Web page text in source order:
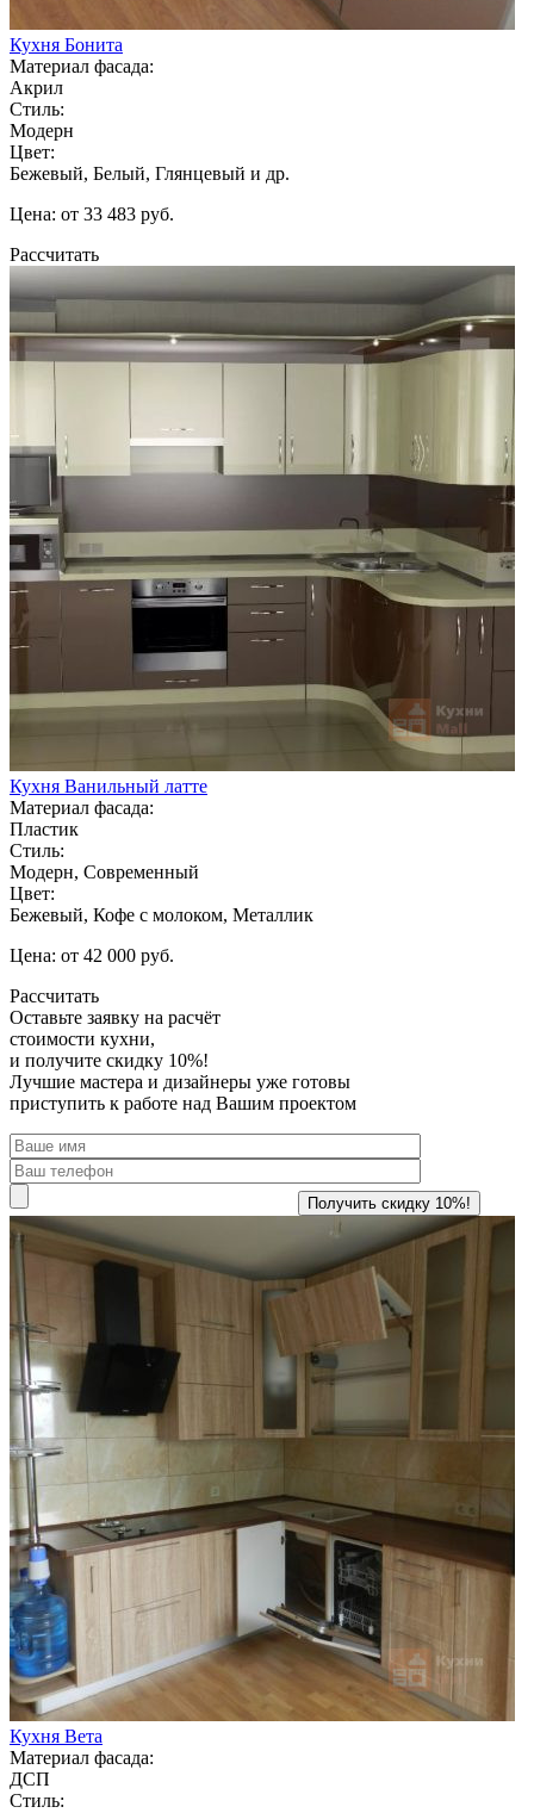
Кухня Бонита
Материал фасада:
Акрил
Стиль:
Модерн
Цвет:
Бежевый, Белый, Глянцевый и др.
Цена: от 33 483 руб.
Рассчитать
Кухня Ванильный латте
Материал фасада:
Пластик
Стиль:
Модерн, Современный
Цвет:
Бежевый, Кофе с молоком, Металлик
Цена: от 42 000 руб.
Рассчитать
Оставьте заявку на расчёт
стоимости кухни,
и получите скидку 10%!
Лучшие мастера и дизайнеры уже готовы
приступить к работе над Вашим проектом
Кухня Вета
Материал фасада:
ДСП
Стиль: